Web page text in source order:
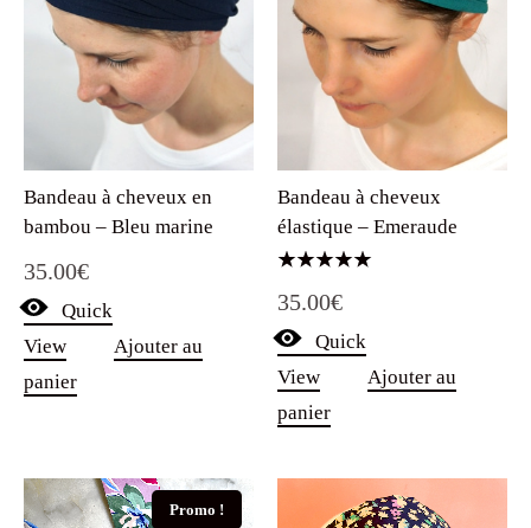
Bandeau à cheveux en
bambou – Bleu marine
35.00€
Quick
View
Ajouter au
panier
Bandeau à cheveux
élastique – Emeraude
5.00
35.00€
Quick
View
Ajouter au
panier
Promo !